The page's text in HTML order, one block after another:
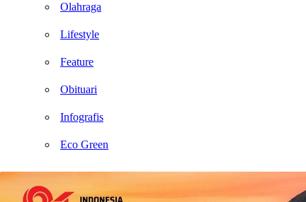
Olahraga
Lifestyle
Feature
Obituari
Infografis
Eco Green